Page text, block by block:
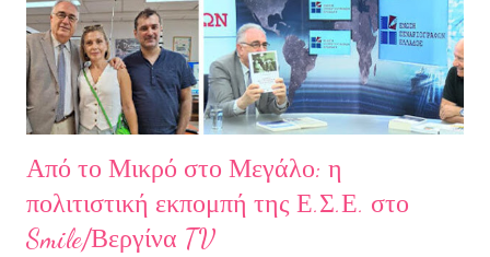
πολιτιστική δημοσιογραφία και διατηρεί τον πολιτιστικό ιστότοπο
ART.harbour. Έζησε κα...
Από το Μικρό στο Μεγάλο: η
πολιτιστική εκπομπή της Ε.Σ.Ε. στο
Smile/Βεργίνα TV